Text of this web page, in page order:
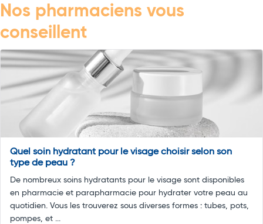
Nos pharmaciens vous
conseillent
Quel soin hydratant pour le visage choisir selon son
type de peau ?
De nombreux soins hydratants pour le visage sont disponibles
en pharmacie et parapharmacie pour hydrater votre peau au
quotidien. Vous les trouverez sous diverses formes : tubes, pots,
pompes, et ...